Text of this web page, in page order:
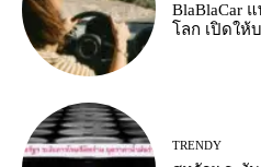
BlaBlaCar
โลก เปิดให้
TRENDY